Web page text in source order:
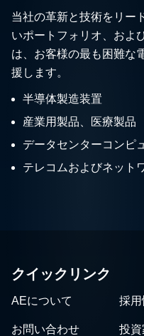
当社の革新と技術をリー
いポートフォリオ、およ
は、お客様の最も困難な
援します。
半導体製造装置
産業用製品、医療製品
データセンターコンピ
テレコムおよびネット
クイックリンク
AEについて 採用
お問い合わせ 投資